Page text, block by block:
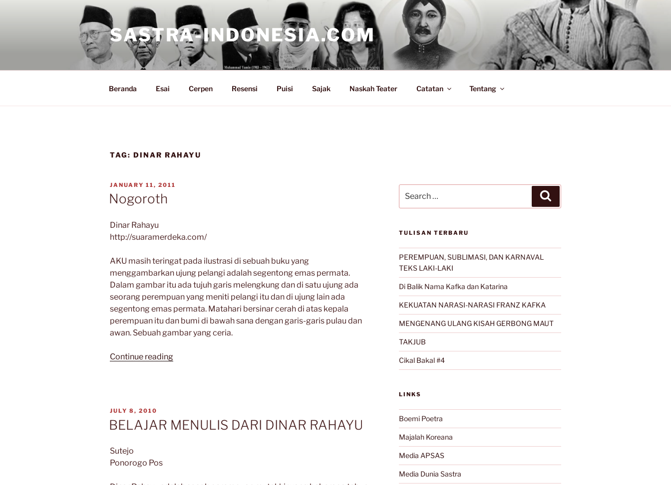
SASTRA-INDONESIA.COM
Beranda Esai Cerpen Resensi Puisi Sajak Naskah Teater Catatan Tentang
TAG: DINAR RAHAYU
POSTED
ON
JANUARY 11, 2011
Nogoroth
Dinar Rahayu
http://suaramerdeka.com/
AKU masih teringat pada ilustrasi di sebuah buku yang
menggambarkan ujung pelangi adalah segentong emas permata.
Dalam gambar itu ada tujuh garis melengkung dan di satu ujung ada
seorang perempuan yang meniti pelangi itu dan di ujung lain ada
segentong emas permata. Matahari bersinar cerah di atas kepala
perempuan itu dan bumi di bawah sana dengan garis-garis pulau dan
awan. Sebuah gambar yang ceria.
Continue reading“Nogoroth”
POSTED
JULY 8, 2010
BELAJAR MENULIS DARI DINAR RAHAYU
Sutejo
Ponorogo Pos
for:
TULISAN TERBARU
PEREMPUAN, SUBLIMASI, DAN KARNAVAL
TEKS LAKI-LAKI
Di Balik Nama Kafka dan Katarina
KEKUATAN NARASI-NARASI FRANZ KAFKA
MENGENANG ULANG KISAH GERBONG MAUT
TAKJUB
Cikal Bakal #4
LINKS
Boemi Poetra
Majalah Koreana
Media APSAS
Media Dunia Sastra